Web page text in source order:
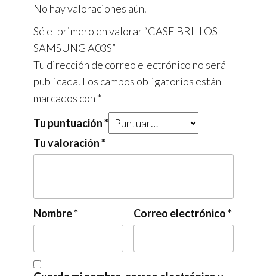
o
k
p
p
No hay valoraciones aún.
Sé el primero en valorar “CASE BRILLOS
SAMSUNG A03S”
Tu dirección de correo electrónico no será
publicada. Los campos obligatorios están
marcados con *
Tu puntuación*
Tu valoración*
Nombre* Correo electrónico*